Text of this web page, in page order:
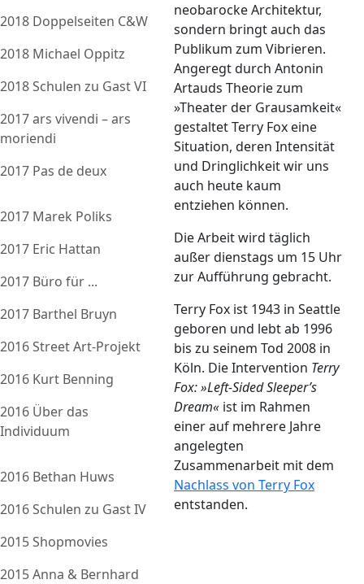
2018 Doppelseiten C&W
2018 Michael Oppitz
2018 Schulen zu Gast VI
2017 ars vivendi – ars
moriendi
2017 Pas de deux
2017 Marek Poliks
2017 Eric Hattan
2017 Büro für ...
2017 Barthel Bruyn
2016 Street Art-Projekt
2016 Kurt Benning
2016 Über das
Individuum
2016 Bethan Huws
2016 Schulen zu Gast IV
2015 Shopmovies
2015 Anna & Bernhard
neobarocke Architektur,
sondern bringt auch das
Publikum zum Vibrieren.
Angeregt durch Antonin
Artauds Theorie zum
»Theater der Grausamkeit«
gestaltet Terry Fox eine
Situation, deren Intensität
und Dringlichkeit wir uns
auch heute kaum
entziehen können.
Die Arbeit wird täglich
außer dienstags um 15 Uhr
zur Aufführung gebracht.
Terry Fox ist 1943 in Seattle
geboren und lebt ab 1996
bis zu seinem Tod 2008 in
Köln. Die Intervention Terry
Fox: »Left-Sided Sleeper’s
Dream« ist im Rahmen
einer auf mehrere Jahre
angelegten
Zusammenarbeit mit dem
Nachlass von Terry Fox
entstanden.